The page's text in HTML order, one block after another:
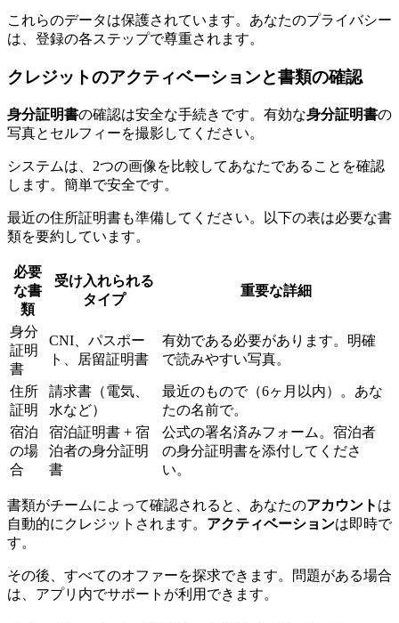
これらのデータは保護されています。あなたのプライバシー
は、登録の各ステップで尊重されます。
クレジットのアクティベーションと書類の確認
身分証明書の確認は安全な手続きです。有効な身分証明書の
写真とセルフィーを撮影してください。
システムは、2つの画像を比較してあなたであることを確認
します。簡単で安全です。
最近の住所証明書も準備してください。以下の表は必要な書
類を要約しています。
必要
な書
類
受け入れられる
タイプ
重要な詳細
身分
証明
書
CNI、パスポー
ト、居留証明書
有効である必要があります。明確
で読みやすい写真。
住所
証明
請求書（電気、
水など）
最近のもので（6ヶ月以内）。あな
たの名前で。
宿泊
の場
合
宿泊証明書 + 宿
泊者の身分証明
書
公式の署名済みフォーム。宿泊者
の身分証明書を添付してくださ
い。
書類がチームによって確認されると、あなたのアカウント は
自動的にクレジットされます。 アクティベーションは即時で
す。
その後、すべてのオファーを探求できます。問題がある場合
は、アプリ内でサポートが利用できます。